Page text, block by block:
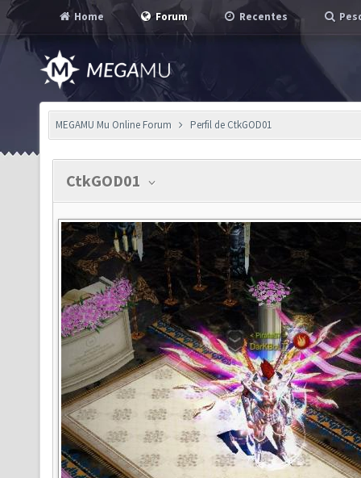
Home Forum Recentes
MEGAMU Mu Online Forum Perfil de CtkGOD01
CtkGOD01